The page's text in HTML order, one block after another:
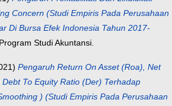
Concern (Studi Empiris Pada Perusahaan
Di Bursa Efek Indonesia Tahun 2017-
Studi Akuntansi.
Pengaruh Return On Asset (Roa), Net
To Equity Ratio (Der) Terhadap
) (Studi Empiris Pada Perusahaan